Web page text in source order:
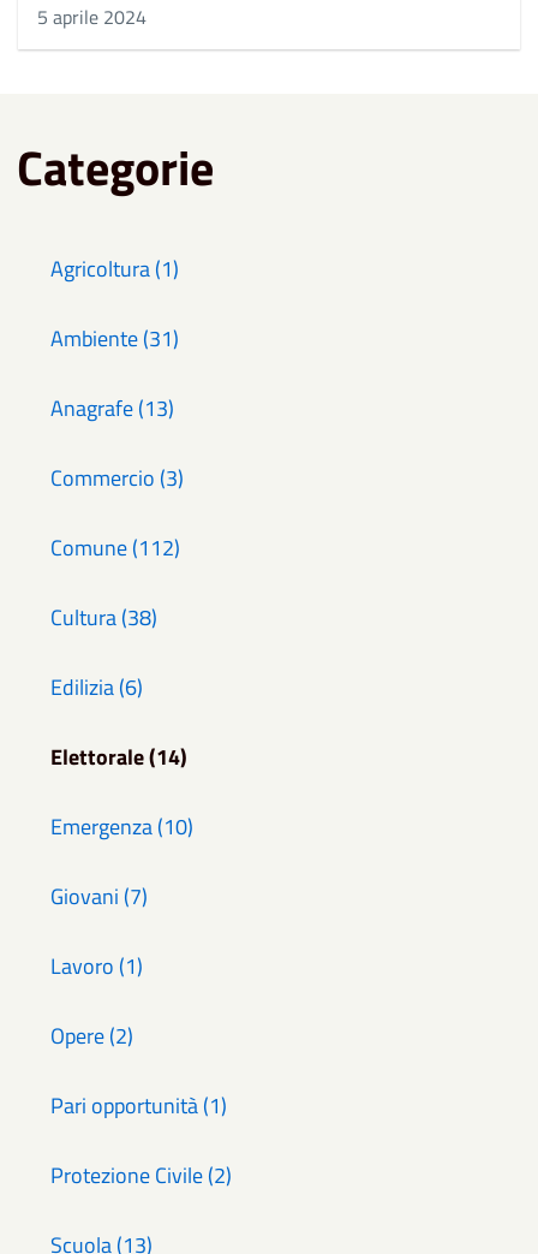
5 aprile 2024
Categorie
Agricoltura (1)
Ambiente (31)
Anagrafe (13)
Commercio (3)
Comune (112)
Cultura (38)
Edilizia (6)
Elettorale (14)
Emergenza (10)
Giovani (7)
Lavoro (1)
Opere (2)
Pari opportunità (1)
Protezione Civile (2)
Scuola (13)